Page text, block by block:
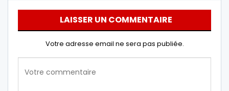
LAISSER UN COMMENTAIRE
Votre adresse email ne sera pas publiée.